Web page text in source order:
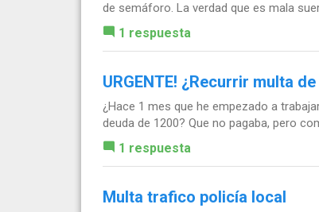
de semáforo. La verdad que es mala
1 respuesta
URGENTE! ¿Recurrir multa
¿Hace 1 mes que he empezado a
deuda de 1200? Que no pagaba, pero
1 respuesta
Multa trafico policía local